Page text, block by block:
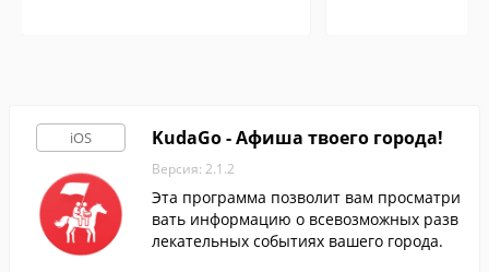
iOS KudaGo - Афиша твоего города!
Версия: 2.1.2
Эта программа позволит вам просматри
вать информацию о всевозможных разв
лекательных событиях вашего города.